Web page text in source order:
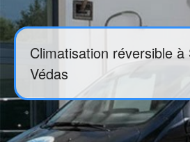
Climatisation réversible
Védas